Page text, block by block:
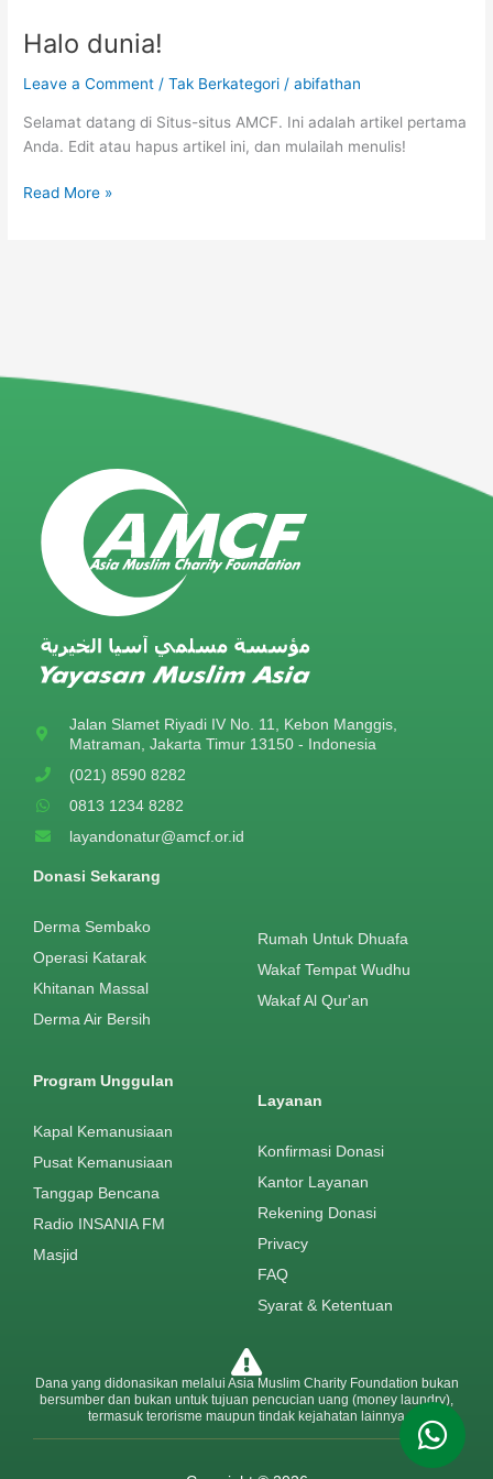
Halo dunia!
Leave a Comment /Tak Berkategori /abifathan
Selamat datang di Situs-situs AMCF. Ini adalah artikel pertama
Anda. Edit atau hapus artikel ini, dan mulailah menulis!
Halo
Read More »
Jalan Slamet Riyadi IV No. 11, Kebon Manggis,
Matraman, Jakarta Timur 13150 - Indonesia
(021) 8590 8282
0813 1234 8282
layandonatur@amcf.or.id
Donasi Sekarang
Derma Sembako
Operasi Katarak
Khitanan Massal
Derma Air Bersih
Rumah Untuk Dhuafa
Wakaf Tempat Wudhu
Wakaf Al Qur'an
Program Unggulan
Kapal Kemanusiaan
Pusat Kemanusiaan
Tanggap Bencana
Radio INSANIA FM
Masjid
Layanan
Konfirmasi Donasi
Kantor Layanan
Rekening Donasi
Privacy
FAQ
Syarat & Ketentuan
Dana yang didonasikan melalui Asia Muslim Charity Foundation bukan
bersumber dan bukan untuk tujuan pencucian uang (money laundry),
termasuk terorisme maupun tindak kejahatan lainnya